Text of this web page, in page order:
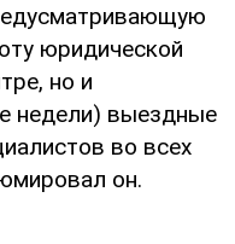
юридической
но и
недели) выездные
во всех
он.